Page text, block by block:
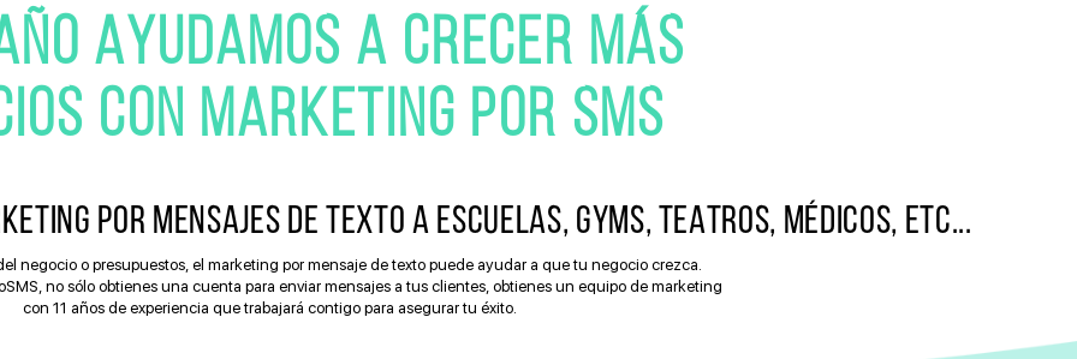
AYUDAMOS A CRECER MÁS
CON MARKETING POR SMS
POR MENSAJES DE TEXTO A ESCUELAS, GYMS, TEATROS, MÉDICOS, ETC...
negocio o presupuestos, el marketing por mensaje de texto puede ayudar a que tu negocio crezca.
no sólo obtienes una cuenta para enviar mensajes a tus clientes, obtienes un equipo de marketing
con 11 años de experiencia que trabajará contigo para asegurar tu éxito.